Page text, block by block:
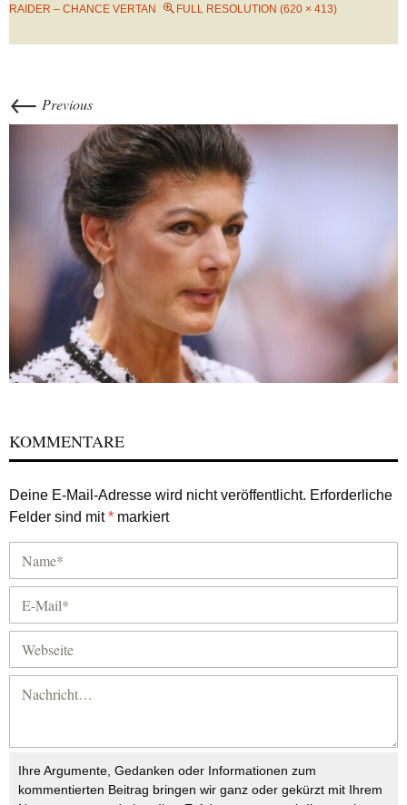
RAIDER – CHANCE VERTAN
FULL RESOLUTION (620 × 413)
← Previous
KOMMENTARE
Deine E-Mail-Adresse wird nicht veröffentlicht. Erforderliche
Felder sind mit* markiert
Ihre Argumente, Gedanken oder Informationen zum
kommentierten Beitrag bringen wir ganz oder gekürzt mit Ihrem